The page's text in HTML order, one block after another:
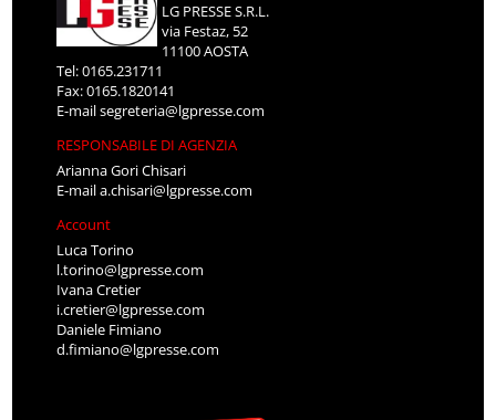
LG PRESSE S.R.L.
via Festaz, 52
11100 AOSTA
Tel: 0165.231711
Fax: 0165.1820141
E-mailsegreteria@lgpresse.com
RESPONSABILE DI AGENZIA
Arianna Gori Chisari
E-maila.chisari@lgpresse.com
Account
Luca Torino
l.torino@lgpresse.com
Ivana Cretier
i.cretier@lgpresse.com
Daniele Fimiano
d.fimiano@lgpresse.com